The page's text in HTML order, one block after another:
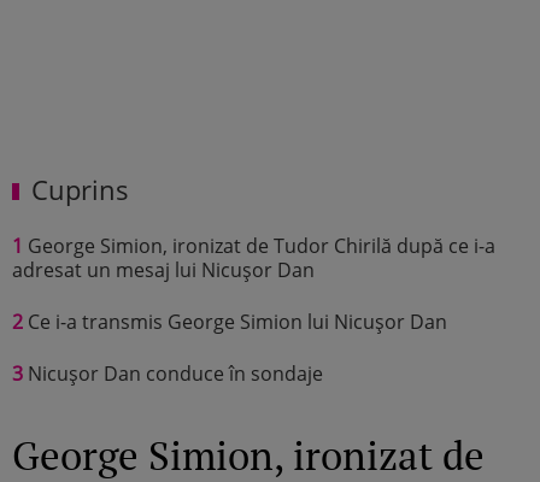
Cuprins
1 George Simion, ironizat de Tudor Chirilă după ce i-a
adresat un mesaj lui Nicușor Dan
2 Ce i-a transmis George Simion lui Nicușor Dan
3 Nicușor Dan conduce în sondaje
George Simion, ironizat de